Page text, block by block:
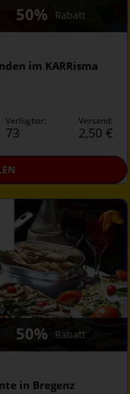
im KARRisma
50% Rabatt
Verfügbar:
73
Versand:
2,50 €
in Bregenz
50% Rabatt